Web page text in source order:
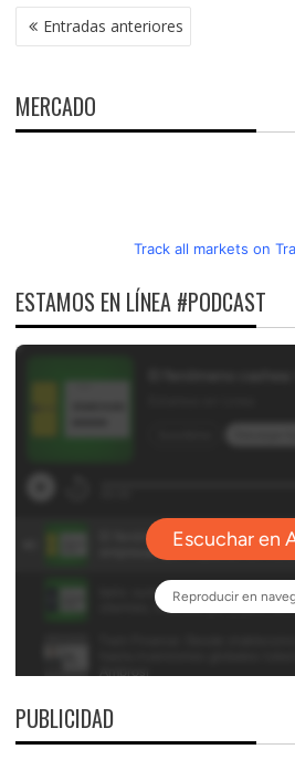
NAVEGACIÓN
DE Entradas anteriores
MERCADO
Track all markets on
ESTAMOS EN LÍNEA #PODCAST
PUBLICIDAD